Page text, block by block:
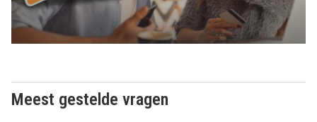
Meest gestelde vragen